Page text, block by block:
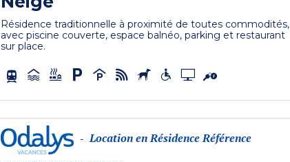
Résidence traditionnelle à proximité de toutes commodités,
avec piscine couverte, espace balnéo, parking et restaurant
sur place.
- Location en Résidence Référence